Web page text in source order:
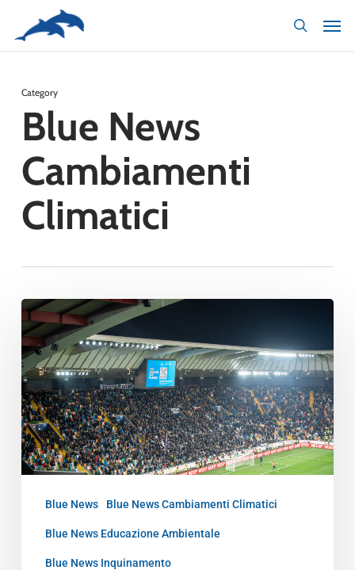
content
Category
Blue News
Cambiamenti
Climatici
Blue News Blue News Cambiamenti Climatici
Blue News Educazione Ambientale
Blue News Inquinamento